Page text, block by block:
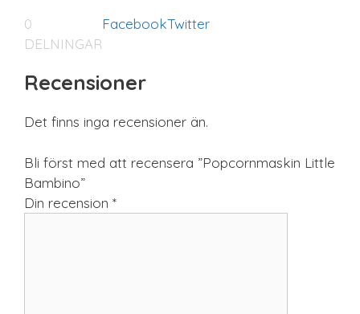
0
DELNINGAR
FacebookTwitter
Recensioner
Det finns inga recensioner än.
Bli först med att recensera ”Popcornmaskin Little
Bambino”
Din recension *